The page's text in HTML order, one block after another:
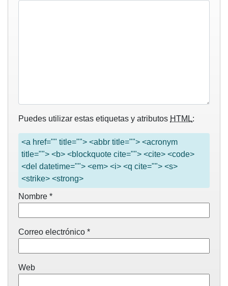
Puedes utilizar estas etiquetas y atributos HTML:
<a href="" title=""> <abbr title=""> <acronym
title=""> <b> <blockquote cite=""> <cite> <code>
<del datetime=""> <em> <i> <q cite=""> <s>
<strike> <strong>
Nombre *
Correo electrónico *
Web